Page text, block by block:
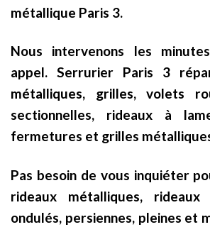
métallique Paris 3.
Nous intervenons les
appel. Serrurier Paris 3
métalliques, grilles, volets
sectionnelles, rideaux à
fermetures et grilles
Pas besoin de vous inquiéter
rideaux métalliques,
ondulés, persiennes, pleines et